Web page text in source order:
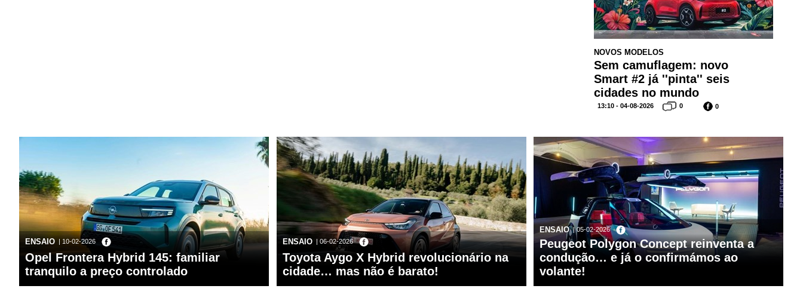
NOVOS MODELOS
Sem camuflagem: novo
Smart #2 já ''pinta'' seis
cidades no mundo
13:10 - 04-08-2026 0 0
ENSAIO | 10-02-2026
Opel Frontera Hybrid 145: familiar
tranquilo a preço controlado
ENSAIO | 06-02-2026
Toyota Aygo X Hybrid revolucionário na
cidade… mas não é barato!
ENSAIO | 05-02-2026
Peugeot Polygon Concept reinventa a
condução… e já o confirmámos ao
volante!